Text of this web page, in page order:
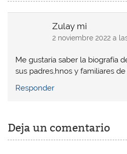
Zulay mi
2 noviembre 2022 a
Me gustaría saber la biografía
sus padres,hnos y familiares
Responder
Deja un comentario